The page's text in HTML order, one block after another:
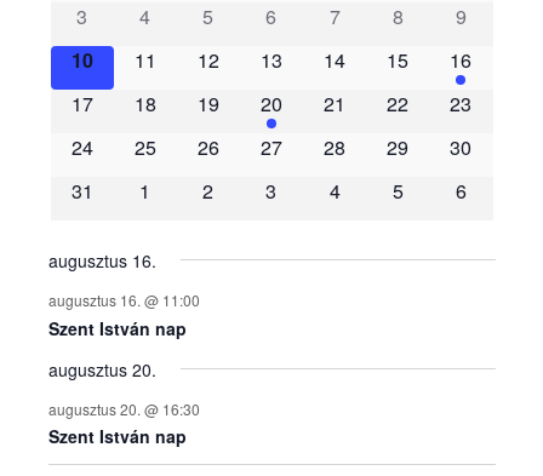
e
m
é
n
y
e
k
n
3
4 5 6 7 8
9
10
11 12 13 14 15
16
17
18 19 20 21 22
23
24
25 26 27 28 29
30
31
1 2 3 4 5 6
augusztus 16.
augusztus 16. @ 11:00
Szent István nap
augusztus 20.
augusztus 20. @ 16:30
Szent István nap